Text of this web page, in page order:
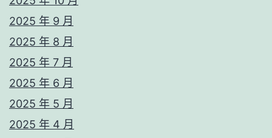
2025 年 9 月
2025 年 8 月
2025 年 7 月
2025 年 6 月
2025 年 5 月
2025 年 4 月